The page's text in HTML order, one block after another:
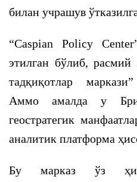
билан учрашув
“Caspian Policy
этилган бўлиб,
тадқиқотлар
Аммо амалда у
геостратегик
аналитик платформа
Бу марказ ўз